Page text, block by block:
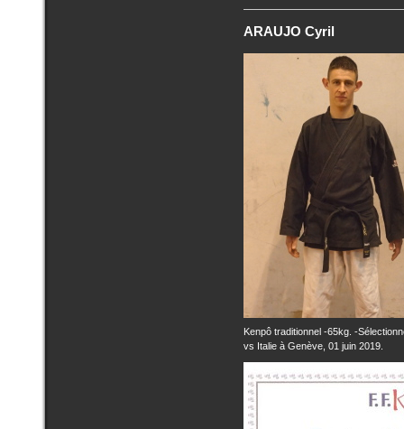
ARAUJO Cyril
Kenpô traditionnel -65kg. -
vs Italie à Genève, 01 juin 2019.